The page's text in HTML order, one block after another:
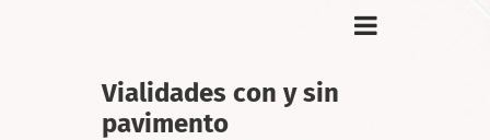
Vialidades con y sin
pavimento